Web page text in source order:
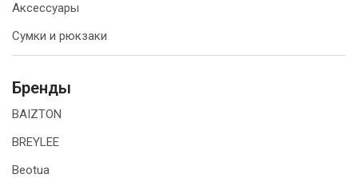
Аксессуары
Сумки и рюкзаки
Бренды
BAIZTON
BREYLEE
Beotua